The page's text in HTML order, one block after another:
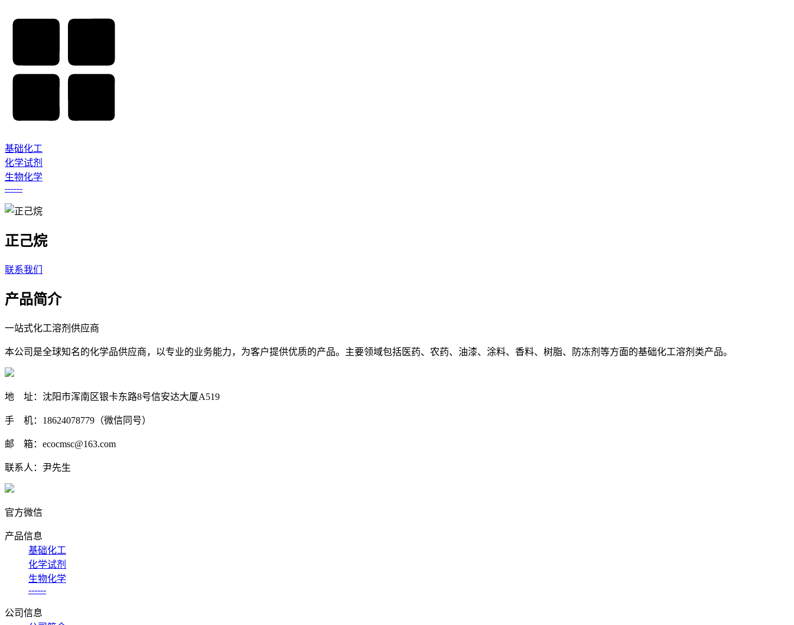
基础化工
化学试剂
生物化学
------
正己烷
联系我们
产品简介
一站式化工溶剂供应商
本公司是全球知名的化学品供应商，以专业的业务能力，为客户提供优质的产品。主要领域包括医药、农药、油漆、涂料、香料、树脂、防冻剂等方面的基础化工溶剂类产品。
地 址：沈阳市浑南区银卡东路8号信安达大厦A519
手 机：18624078779（微信同号）
邮 箱：ecocmsc@163.com
联系人：尹先生
官方微信
产品信息
基础化工
化学试剂
生物化学
------
公司信息